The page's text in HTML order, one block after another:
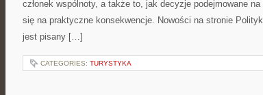
członek wspólnoty, a także to, jak decyzje podejmowane
się na praktyczne konsekwencje. Nowości na stronie
jest pisany […]
CATEGORIES: TURYSTYKA